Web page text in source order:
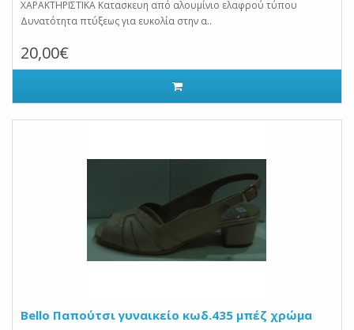
ΧΑΡΑΚΤΗΡΙΣΤΙΚΑ Κατασκευη από αλουμίνιο ελαφρού τύπου
Δυνατότητα πτύξεως για ευκολία στην α..
20,00€
Bello Παπούτσι γυναικείο κωδ.435 μπέζ χρώμα